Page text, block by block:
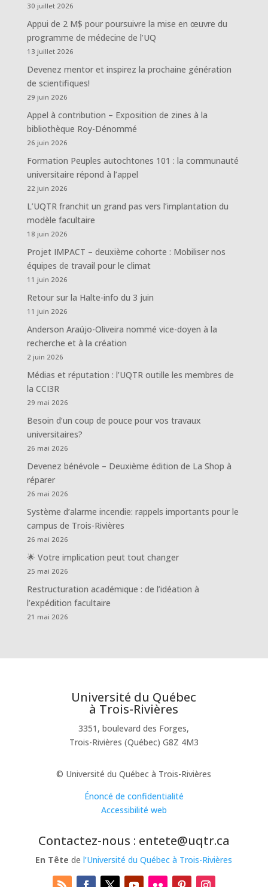
30 juillet 2026
Appui de 2 M$ pour poursuivre la mise en œuvre du
programme de médecine de l’UQ
13 juillet 2026
Devenez mentor et inspirez la prochaine génération
de scientifiques!
29 juin 2026
Appel à contribution – Exposition de zines à la
bibliothèque Roy-Dénommé
26 juin 2026
Formation Peuples autochtones 101 : la communauté
universitaire répond à l’appel
22 juin 2026
L’UQTR franchit un grand pas vers l’implantation du
modèle facultaire
18 juin 2026
Projet IMPACT – deuxième cohorte : Mobiliser nos
équipes de travail pour le climat
11 juin 2026
Retour sur la Halte-info du 3 juin
11 juin 2026
Anderson Araújo-Oliveira nommé vice-doyen à la
recherche et à la création
2 juin 2026
Médias et réputation : l’UQTR outille les membres de
la CCI3R
29 mai 2026
Besoin d’un coup de pouce pour vos travaux
universitaires?
26 mai 2026
Devenez bénévole – Deuxième édition de La Shop à
réparer
26 mai 2026
Système d’alarme incendie: rappels importants pour le
campus de Trois-Rivières
26 mai 2026
🌟 Votre implication peut tout changer
25 mai 2026
Restructuration académique : de l’idéation à
l’expédition facultaire
21 mai 2026
Université du Québec
à Trois-Rivières
3351, boulevard des Forges,
Trois-Rivières (Québec) G8Z 4M3
© Université du Québec à Trois-Rivières
Énoncé de confidentialité
Accessibilité web
Contactez-nous : entete@uqtr.ca
En Tête del’Université du Québec à Trois-Rivières